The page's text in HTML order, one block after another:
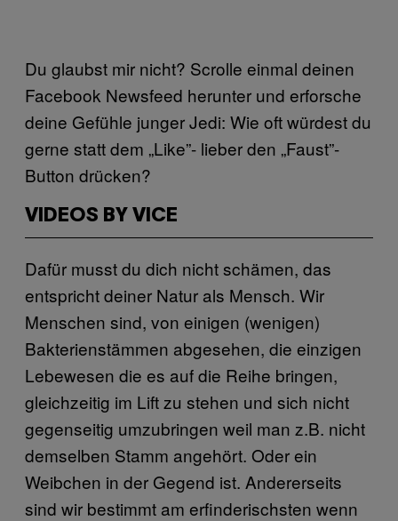
Du glaubst mir nicht? Scrolle einmal deinen
Facebook Newsfeed herunter und erforsche
deine Gefühle junger Jedi: Wie oft würdest du
gerne statt dem „Like”- lieber den „Faust”-
Button drücken?
VIDEOS BY VICE
Dafür musst du dich nicht schämen, das
entspricht deiner Natur als Mensch. Wir
Menschen sind, von einigen (wenigen)
Bakterienstämmen abgesehen, die einzigen
Lebewesen die es auf die Reihe bringen,
gleichzeitig im Lift zu stehen und sich nicht
gegenseitig umzubringen weil man z.B. nicht
demselben Stamm angehört. Oder ein
Weibchen in der Gegend ist. Andererseits
sind wir bestimmt am erfinderischsten wenn